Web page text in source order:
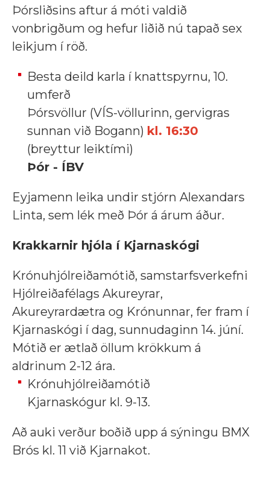
Þórsliðsins aftur á móti valdið
vonbrigðum og hefur liðið nú tapað sex
leikjum í röð.
Besta deild karla í knattspyrnu, 10.
umferð
Þórsvöllur (VÍS-völlurinn, gervigras
sunnan við Bogann) kl. 16:30
(breyttur leiktími)
Þór - ÍBV
Eyjamenn leika undir stjórn Alexandars
Linta, sem lék með Þór á árum áður.
Krakkarnir hjóla í Kjarnaskógi
Krónuhjólreiðamótið, samstarfsverkefni
Hjólreiðafélags Akureyrar,
Akureyrardætra og Krónunnar, fer fram í
Kjarnaskógi í dag, sunnudaginn 14. júní.
Mótið er ætlað öllum krökkum á
aldrinum 2-12 ára.
Krónuhjólreiðamótið
Kjarnaskógur kl. 9-13.
Að auki verður boðið upp á sýningu BMX
Brós kl. 11 við Kjarnakot.